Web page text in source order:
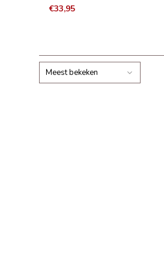
perzik, bloemenhoning en gekonfijt
noble (edel
€33,95
Meest bekeken